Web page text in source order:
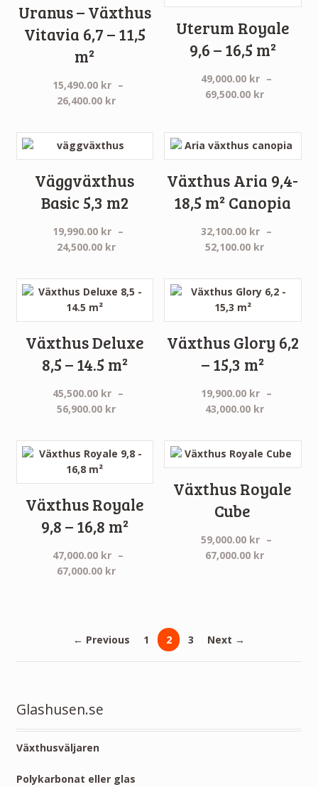
Uranus – Växthus
Vitavia 6,7 – 11,5
m²
15,490.00 kr –
26,400.00 kr
till
26,400.00 kr
Uterum Royale
9,6 – 16,5 m²
49,000.00 kr –
69,500.00 kr
69,500.00
Väggväxthus
Basic 5,3 m2
19,990.00 kr –
24,500.00 kr
till
24,500.00 kr
Växthus Aria 9,4-
18,5 m² Canopia
32,100.00 kr –
52,100.00 kr
till
52,100.00
Växthus Deluxe
8,5 – 14.5 m²
45,500.00 kr –
56,900.00 kr
till
56,900.00 kr
Växthus Glory 6,2
– 15,3 m²
19,900.00 kr –
43,000.00 kr
till
43,000.00
Växthus Royale
9,8 – 16,8 m²
47,000.00 kr –
67,000.00 kr
Växthus Royale
Cube
59,000.00 kr –
67,000.00 kr
← Previous 1 2 3 Next →
Glashusen.se
Växthusväljaren
Polykarbonat eller glas